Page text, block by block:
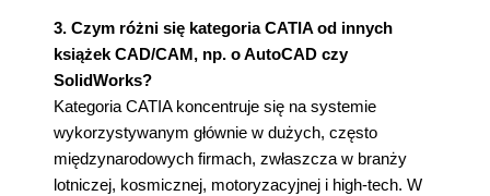
3. Czym różni się kategoria CATIA od innych
książek CAD/CAM, np. o AutoCAD czy
SolidWorks?
Kategoria CATIA koncentruje się na systemie
wykorzystywanym głównie w dużych, często
międzynarodowych firmach, zwłaszcza w branży
lotniczej, kosmicznej, motoryzacyjnej i high-tech. W